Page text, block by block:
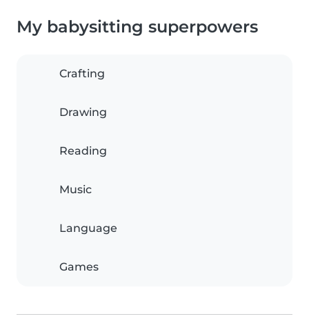
My babysitting superpowers
Crafting
Drawing
Reading
Music
Language
Games